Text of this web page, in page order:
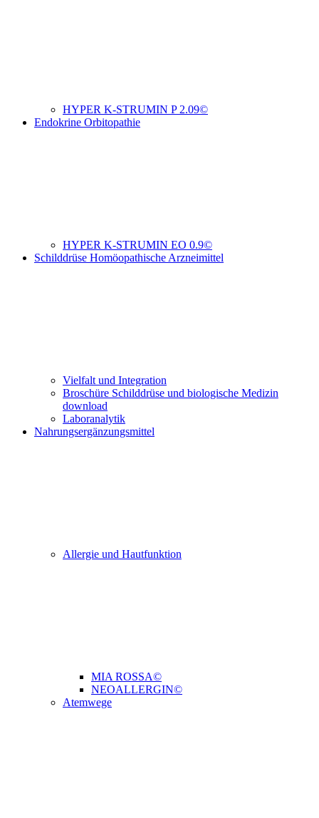
HYPER K-STRUMIN P 2.09©
Endokrine Orbitopathie
HYPER K-STRUMIN EO 0.9©
Schilddrüse Homöopathische Arzneimittel
Vielfalt und Integration
Broschüre Schilddrüse und biologische Medizin
download
Laboranalytik
Nahrungsergänzungsmittel
Allergie und Hautfunktion
MIA ROSSA©
NEOALLERGIN©
Atemwege